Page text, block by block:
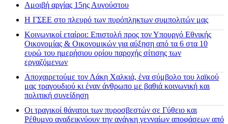
Αμοιβή αργίας 15ης Αυγούστου
H ΓΣΕΕ στο πλευρό των πυρόπληκτων συμπολιτών μας
Κοινωνικοί εταίροι: Επιστολή προς τον Υπουργό Εθνικής
Οικονομίας & Οικονομικών για αύξηση από τα 6 στα 10
ευρώ του ημερήσιου ορίου παροχής σίτισης των
εργαζόμενων
Αποχαιρετούμε τον Λάκη Χαλκιά, ένα σύμβολο του λαϊκού
μας τραγουδιού κι έναν άνθρωπο με βαθιά κοινωνική και
πολιτική συνείδηση
Οι τραγικοί θάνατοι των πυροσβεστών σε Γύθειο και
Ρέθυμνο αναδεικνύουν την ανάγκη γενναίων αποφάσεων από